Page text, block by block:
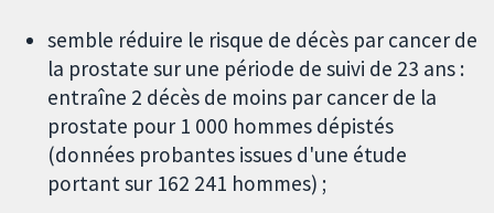
semble réduire le risque de décès par cancer de
la prostate sur une période de suivi de 23 ans :
entraîne 2 décès de moins par cancer de la
prostate pour 1 000 hommes dépistés
(données probantes issues d'une étude
portant sur 162 241 hommes) ;